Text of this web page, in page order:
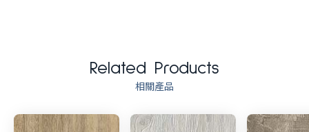
Related Products
相關產品